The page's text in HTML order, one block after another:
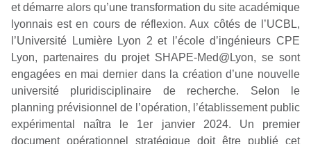
et démarre alors qu’une transformation du site académique
lyonnais est en cours de réflexion. Aux côtés de l’UCBL,
l’Université Lumière Lyon 2 et l’école d’ingénieurs CPE
Lyon, partenaires du projet SHAPE-Med@Lyon, se sont
engagées en mai dernier dans la création d’une nouvelle
université pluridisciplinaire de recherche. Selon le
planning prévisionnel de l’opération, l’établissement public
expérimental naîtra le 1er janvier 2024. Un premier
document opérationnel stratégique doit être publié cet